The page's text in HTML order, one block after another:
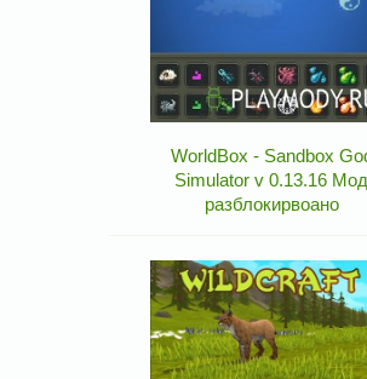
WorldBox - Sandbox
Simulator v 0.13.16 Мод
разблокирвоано